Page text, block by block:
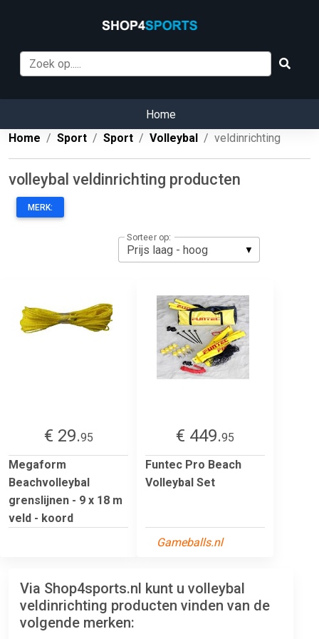
Home
Home
Sport Sport Volleybal veldinrichting
volleybal veldinrichting producten
MERK:
Sorteer op:
€ 29.95
Megaform
Beachvolleybal
grenslijnen - 9 x 18 m
veld - koord
€ 449.95
Funtec Pro Beach
Volleybal Set
Gameballs.nl
Via Shop4sports.nl kunt u volleybal
veldinrichting producten vinden van de
volgende merken: